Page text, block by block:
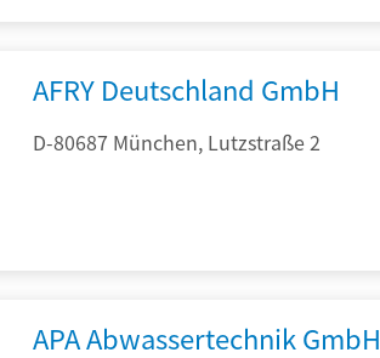
AFRY Deutschland GmbH
D-80687 München, Lutzstraße 2
APA Abwassertechnik GmbH